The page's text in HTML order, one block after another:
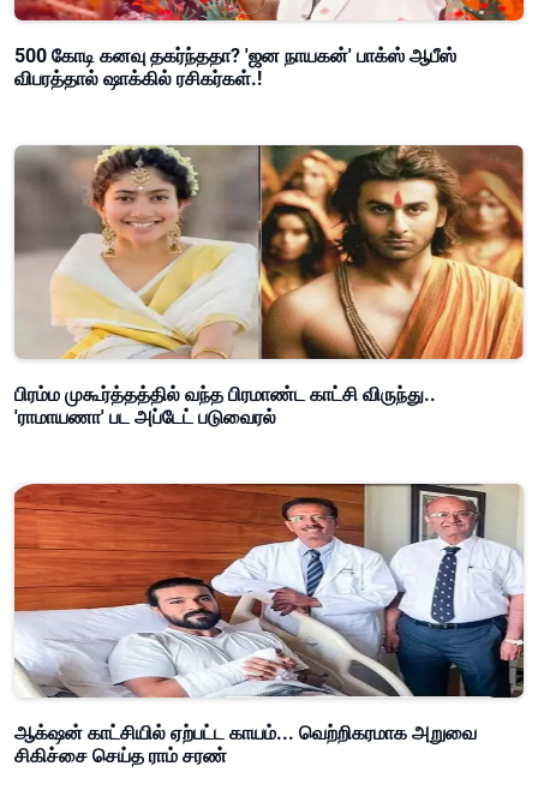
500 கோடி கனவு தகர்ந்ததா? 'ஜன நாயகன்' பாக்ஸ் ஆபீஸ்
விபரத்தால் ஷாக்கில் ரசிகர்கள்.!
பிரம்ம முகூர்த்தத்தில் வந்த பிரமாண்ட காட்சி விருந்து..
'ராமாயணா' பட அப்டேட் படுவைரல்
ஆக்‌ஷன் காட்சியில் ஏற்பட்ட காயம்... வெற்றிகரமாக அறுவை
சிகிச்சை செய்த ராம் சரண்